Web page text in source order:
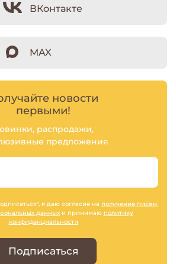
ВКонтакте
MAX
новости
первыми!
распродажи,
предложения
я даю согласие на получение писем,
данныхи принимаю политику
конфиденциальности
Подписаться